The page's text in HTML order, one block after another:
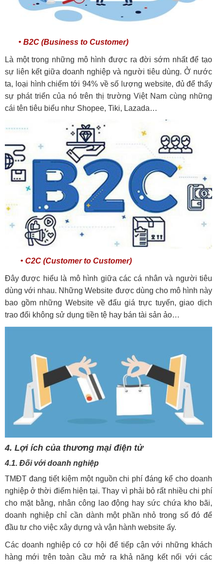
• B2C (Business to Customer)
Là một trong những mô hình được ra đời sớm nhất để tạo
sự liên kết giữa doanh nghiệp và người tiêu dùng. Ở nước
ta, loại hình chiếm tới 94% về số lượng website, đủ để thấy
sự phát triển của nó trên thị trường Việt Nam cùng những
cái tên tiêu biểu như Shopee, Tiki, Lazada…
• C2C (Customer to Customer)
Đây được hiểu là mô hình giữa các cá nhân và người tiêu
dùng với nhau. Những Website được dùng cho mô hình này
bao gồm những Website về đấu giá trực tuyến, giao dịch
trao đổi không sử dụng tiền tệ hay bán tài sản ảo…
4. Lợi ích của thương mại điện tử
4.1. Đối với doanh nghiệp
TMĐT đang tiết kiệm một nguồn chi phí đáng kể cho doanh
nghiệp ở thời điểm hiện tại. Thay vì phải bỏ rất nhiều chi phí
cho mặt bằng, nhân công lao động hay sức chứa kho bãi,
doanh nghiệp chỉ cần dành một phần nhỏ trong số đó để
đầu tư cho việc xây dựng và vận hành website ấy.
Các doanh nghiệp có cơ hội để tiếp cận với những khách
hàng mới trên toàn cầu mở ra khả năng kết nối với các